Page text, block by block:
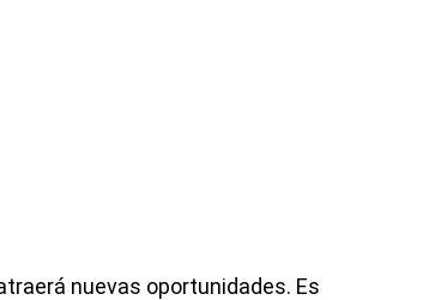
nuevas oportunidades. Es